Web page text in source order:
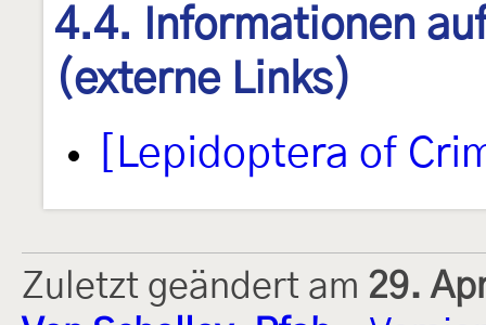
4.4. Informationen
(externe Links)
[Lepidoptera of
Zuletzt geändert am 29.